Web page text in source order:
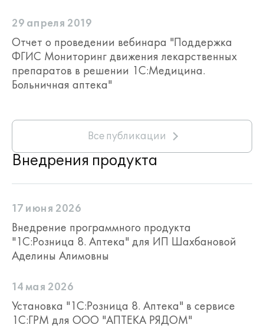
29 апреля 2019
Отчет о проведении вебинара "Поддержка
ФГИС Мониторинг движения лекарственных
препаратов в решении 1С:Медицина.
Больничная аптека"
Все публикации
Внедрения продукта
17 июня 2026
Внедрение программного продукта
"1С:Розница 8. Аптека" для ИП Шахбановой
Аделины Алимовны
14 мая 2026
Установка "1С:Розница 8. Аптека" в сервисе
1С:ГРМ для ООО "АПТЕКА РЯДОМ"